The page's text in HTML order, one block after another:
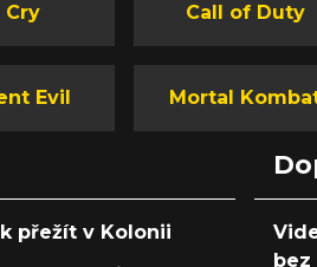
Cry Call of Duty
Evil Mortal
přežít v Kolonii
bez